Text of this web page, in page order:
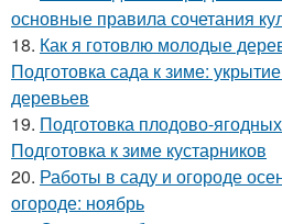
основные правила сочетания
18. Как я готовлю молодые
Подготовка сада к зиме:
деревьев
19. Подготовка плодово-
Подготовка к зиме кустарников
20. Работы в саду и огороде
огороде: ноябрь